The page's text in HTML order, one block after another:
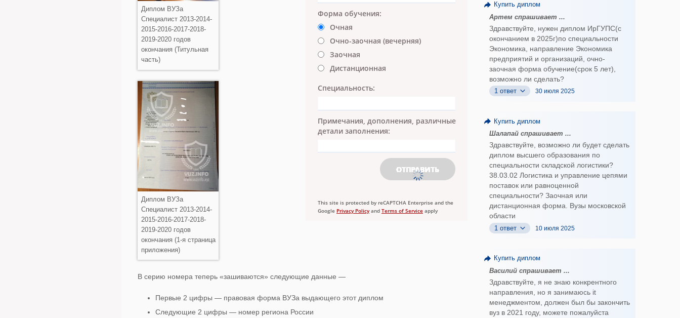
Форма обучения:
Очная
Очно-заочная (вечерняя)
Заочная
Дистанционная
Специальность:
Примечания, дополнения, различные
детали заполнения:
This site is protected by reCAPTCHA Enterprise and the
Google Privacy Policyand Terms of Service apply
Диплом ВУЗа
Специалист 2013-2014-
2015-2016-2017-2018-
2019-2020 годов
окончания (Титульная
часть)
Диплом ВУЗа
Специалист 2013-2014-
2015-2016-2017-2018-
2019-2020 годов
окончания (1-я страница
приложения)
В серию номера теперь «зашиваются» следующие данные —
Первые 2 цифры — правовая форма ВУЗа выдающего этот диплом
Следующие 2 цифры — номер региона России
Купить диплом
Артем спрашивает ...
Здравствуйте, нужен диплом ИрГУПС(с
окончанием в 2025г)по специальности
Экономика, направление Экономика
предприятий и организаций, очно-
заочная форма обучение(срок 5 лет),
возможно ли сделать?
1 ответ 30 июля 2025
Купить диплом
Шалапай спрашивает ...
Здравствуйте, возможно ли будет сделать
диплом высшего образования по
специальности складской логистики?
38.03.02 Логистика и управление цепями
поставок или равноценной
специальности? Заочная или
дистанционная форма. Вузы московской
области
1 ответ 10 июля 2025
Купить диплом
Василий спрашивает ...
Здравствуйте, я не знаю конкрентного
направления, но я занимаюсь it
менеджментом, должен был бы закончить
вуз в 2021 году, можете пожалуйста